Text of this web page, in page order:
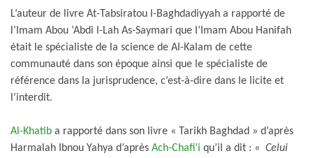
L’auteur de livre At-Tabsiratou l-Baghdadiyyah a rapporté de
l’Imam Abou ‘Abdi l-Lah As-Saymari que l’Imam Abou Hanifah
était le spécialiste de la science de Al-Kalam de cette
communauté dans son époque ainsi que le spécialiste de
référence dans la jurisprudence, c’est-à-dire dans le licite et
l’interdit.
Al-Khatib a rapporté dans son livre « Tarikh Baghdad » d’après
Harmalah Ibnou Yahya d’après Ach-Chafi’i qu’il a dit : « Celui